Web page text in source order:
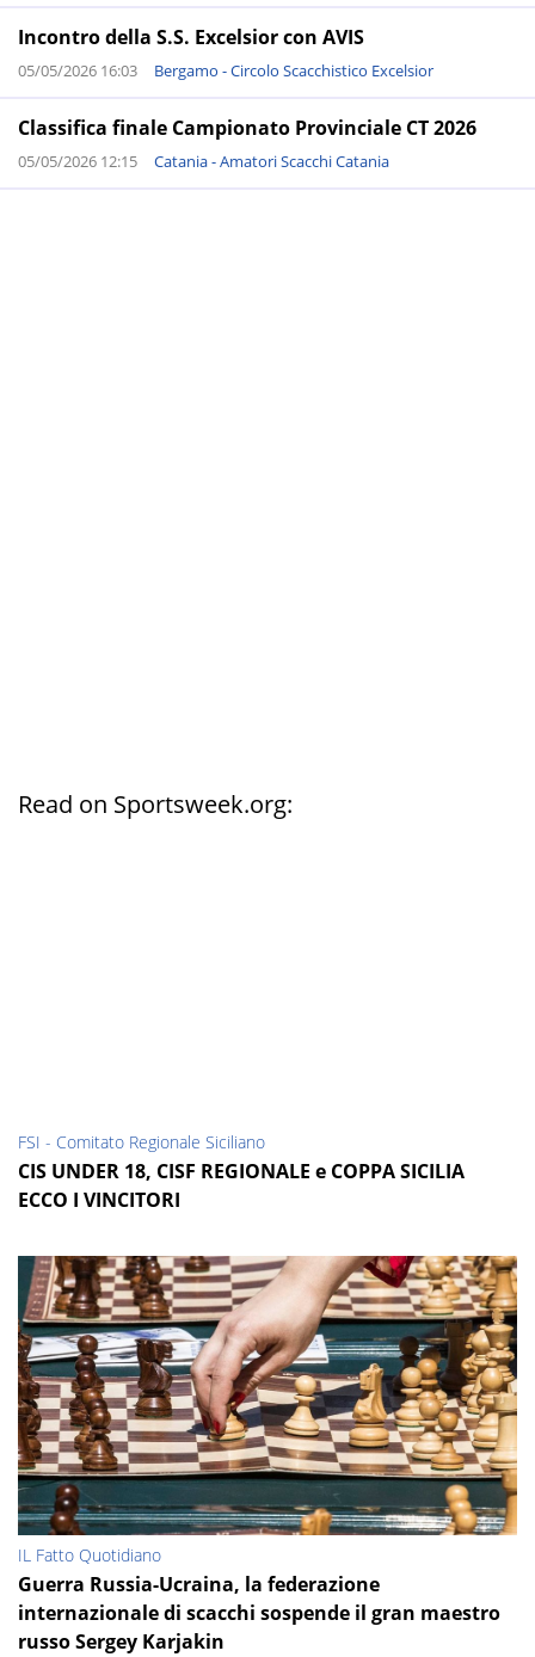
Incontro della S.S. Excelsior con AVIS
05/05/2026 16:03 Bergamo - Circolo Scacchistico Excelsior
Classifica finale Campionato Provinciale CT 2026
05/05/2026 12:15 Catania - Amatori Scacchi Catania
Read on Sportsweek.org:
FSI - Comitato Regionale Siciliano
CIS UNDER 18, CISF REGIONALE e COPPA SICILIA
ECCO I VINCITORI
IL Fatto Quotidiano
Guerra Russia-Ucraina, la federazione
internazionale di scacchi sospende il gran maestro
russo Sergey Karjakin